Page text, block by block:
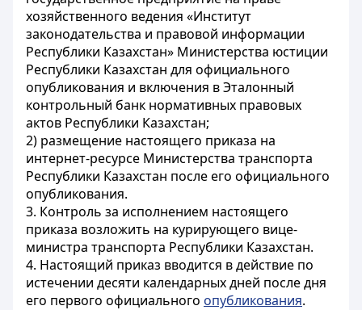
хозяйственного ведения «Институт
законодательства и правовой информации
Республики Казахстан» Министерства юстиции
Республики Казахстан для официального
опубликования и включения в Эталонный
контрольный банк нормативных правовых
актов Республики Казахстан;
2) размещение настоящего приказа на
интернет-ресурсе Министерства транспорта
Республики Казахстан после его официального
опубликования.
3. Контроль за исполнением настоящего
приказа возложить на курирующего вице-
министра транспорта Республики Казахстан.
4. Настоящий приказ вводится в действие по
истечении десяти календарных дней после дня
его первого официального опубликования.